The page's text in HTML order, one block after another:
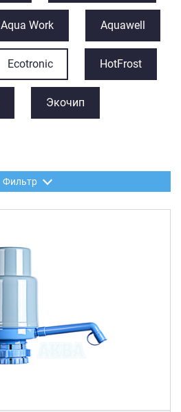
Aqua Work Aquawell
Ecotronic HotFrost
Экочип
Фильтр